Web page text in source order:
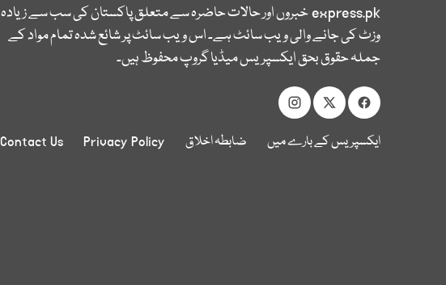
express.pkخبروں اور حالات حاضرہ سے متعلق پاکستان کی سب سے زیادہ
وزٹ کی جانے والی ویب سائٹ ہے۔ اس ویب سائٹ پر شائع شدہ تمام مواد کے
جملہ حقوق بحق ایکسپریس میڈیا گروپ محفوظ ہیں۔
ایکسپریس کے بارے میں ضابطہ اخلاق Privacy Policy
Contact Us